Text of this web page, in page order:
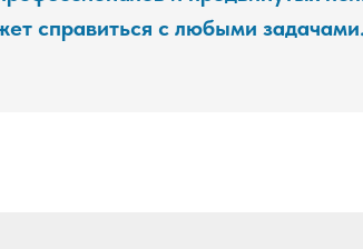
справиться с любыми задачами.